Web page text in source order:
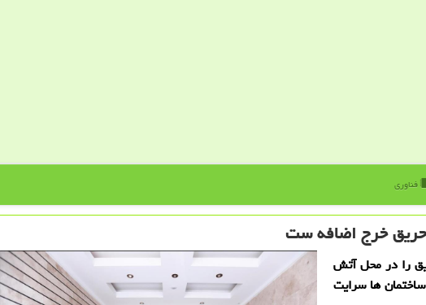
فناوری
خرج اضافه ست
را در محل آتش
ها سرایت